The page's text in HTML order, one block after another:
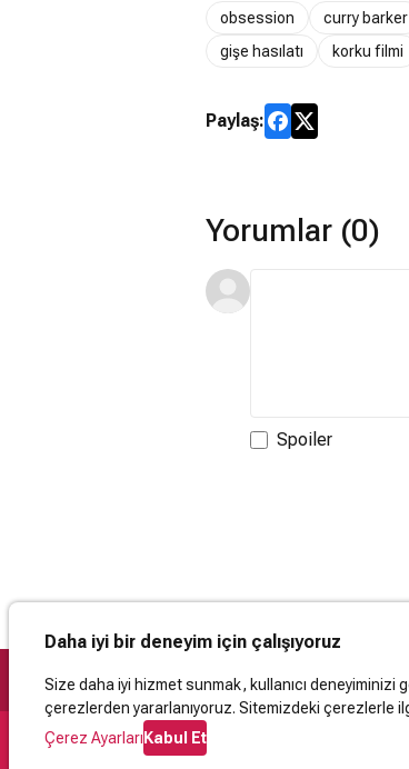
obsession curry barker
gişe hasılatı
korku filmi
Paylaş:
Yorumlar (0)
Spoiler
Daha iyi bir deneyim için çalışıyoruz
Size daha iyi hizmet sunmak, kullanıcı
çerezlerden yararlanıyoruz. Sitemizdeki çerezlerle
Çerez AyarlarıKabul Et
Destek